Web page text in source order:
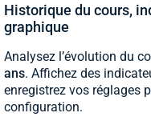
Historique du cours,
graphique
Analysez l’évolution du
ans. Affichez des
enregistrez vos réglages
configuration.